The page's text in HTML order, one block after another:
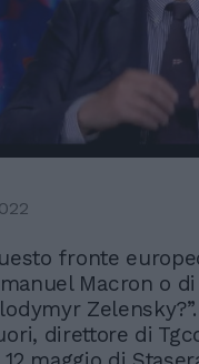
fronte
Macron o
direttore di